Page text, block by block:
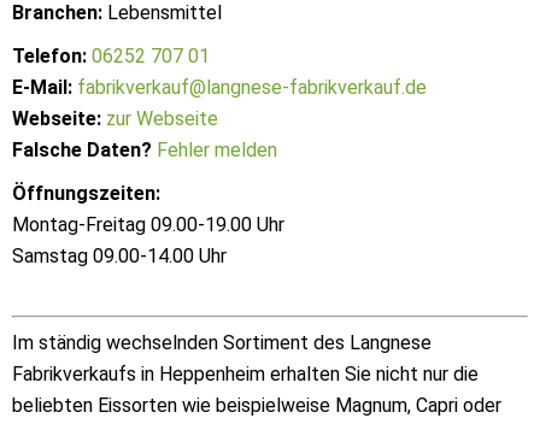
Branchen: Lebensmittel
Telefon: 06252 707 01
E-Mail: fabrikverkauf@langnese-fabrikverkauf.de
Webseite: zur Webseite
Falsche Daten? Fehler melden
Öffnungszeiten:
Montag-Freitag 09.00-19.00 Uhr
Samstag 09.00-14.00 Uhr
Im ständig wechselnden Sortiment des Langnese
Fabrikverkaufs in Heppenheim erhalten Sie nicht nur die
beliebten Eissorten wie beispielweise Magnum, Capri oder